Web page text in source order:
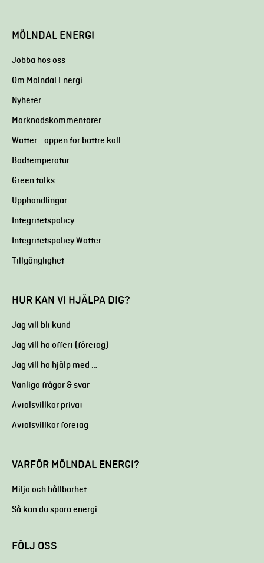
MÖLNDAL ENERGI
Jobba hos oss
Om Mölndal Energi
Nyheter
Marknadskommentarer
Watter - appen för bättre koll
Badtemperatur
Green talks
Upphandlingar
Integritetspolicy
Integritetspolicy Watter
Tillgänglighet
HUR KAN VI HJÄLPA DIG?
Jag vill bli kund
Jag vill ha offert (företag)
Jag vill ha hjälp med …
Vanliga frågor & svar
Avtalsvillkor privat
Avtalsvillkor företag
VARFÖR MÖLNDAL ENERGI?
Miljö och hållbarhet
Så kan du spara energi
FÖLJ OSS